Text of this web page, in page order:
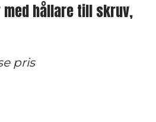
med hållare till skruv,
pris